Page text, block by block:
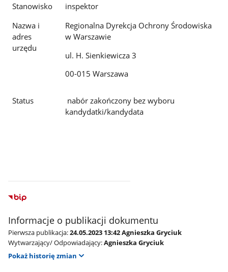
Stanowisko
inspektor
Nazwa i
adres
urzędu
Regionalna Dyrekcja Ochrony Środowiska
w Warszawie
ul. H. Sienkiewicza 3
00-015 Warszawa
Status
nabór zakończony bez wyboru
kandydatki/kandydata
Informacje o publikacji dokumentu
Pierwsza publikacja:24.05.2023 13:42 Agnieszka Gryciuk
Wytwarzający/ Odpowiadający:Agnieszka Gryciuk
Pokaż historię zmian